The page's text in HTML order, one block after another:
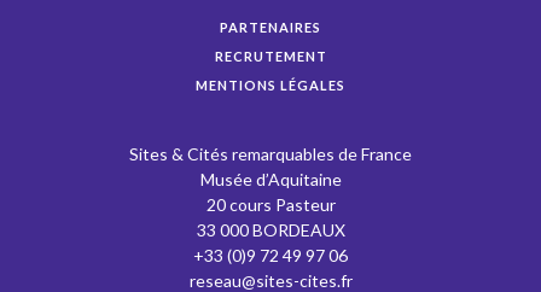
PARTENAIRES
RECRUTEMENT
MENTIONS LÉGALES
Sites & Cités remarquables de France
Musée d’Aquitaine
20 cours Pasteur
33 000 BORDEAUX
+33 (0)9 72 49 97 06
reseau@sites-cites.fr